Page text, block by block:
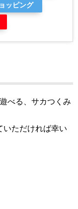
ッピング
べる、サカつくみ
いただければ幸い